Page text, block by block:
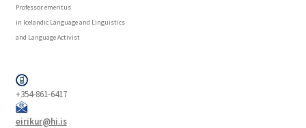
Professor emeritus
in Icelandic Language and Linguistics
and Language Activist
+354-861-6417
eirikur@hi.is